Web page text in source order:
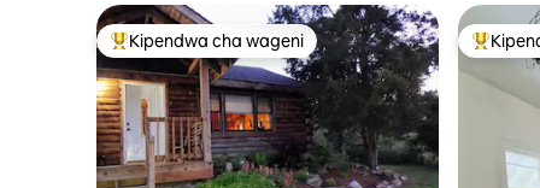
Kipendwa maarufu cha wageni
Kipendwa cha wageni